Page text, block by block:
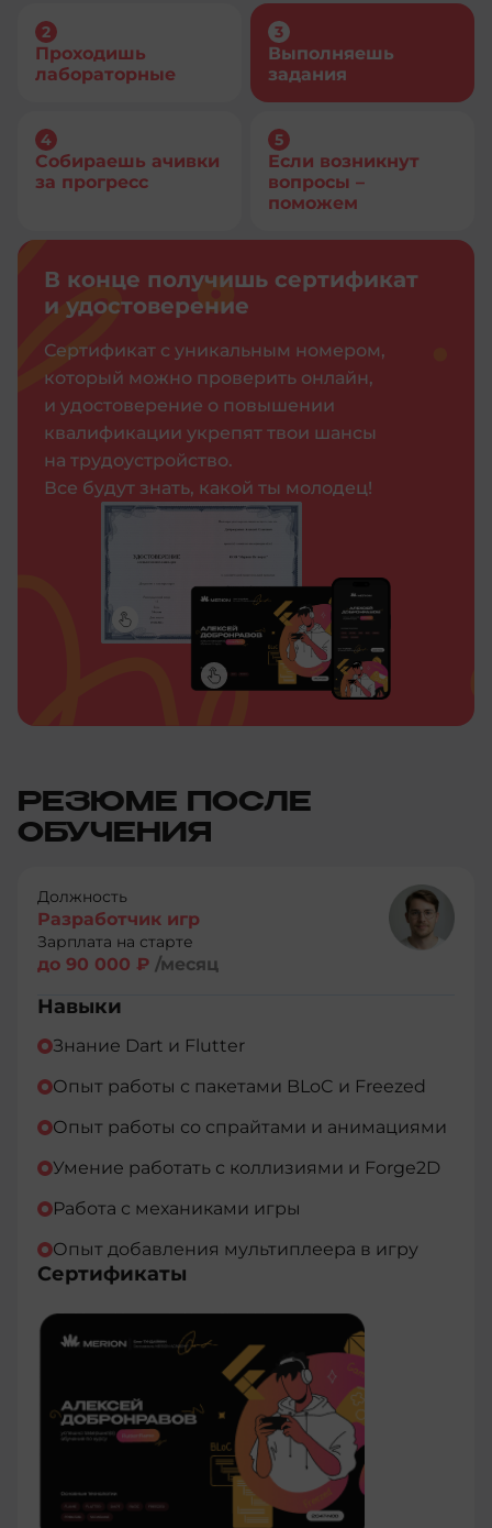
Проходишь
лабораторные
Выполняешь
задания
Собираешь ачивки
за прогресс
Если возникнут
вопросы –
поможем
В конце получишь сертификат
и удостоверение
Сертификат с уникальным номером,
который можно проверить онлайн,
и удостоверение о повышении
квалификации укрепят твои шансы
на трудоустройство.
Все будут знать, какой ты молодец!
РЕЗЮМЕ ПОСЛЕ
ОБУЧЕНИЯ
Должность
Разработчик игр
Зарплата на старте
до 90 000 ₽ /месяц
Навыки
Знание Dart и Flutter
Опыт работы с пакетами BLoC и Freezed
Опыт работы со спрайтами и анимациями
Умение работать с коллизиями и Forge2D
Работа с механиками игры
Опыт добавления мультиплеера в игру
Сертификаты